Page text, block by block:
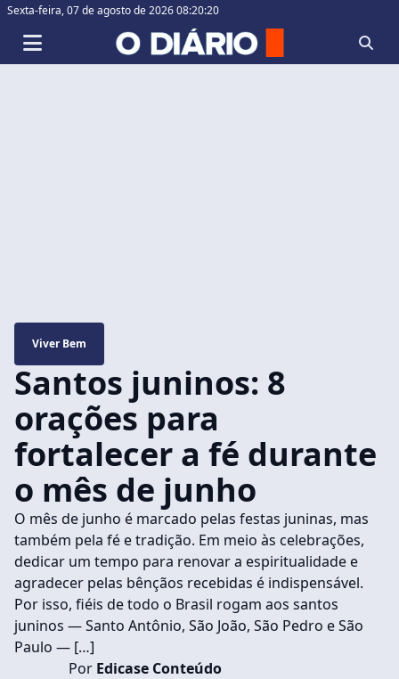
Sexta-feira,07 de agosto de 2026 08:20:21
Viver Bem
Santos juninos: 8
orações para
fortalecer a fé durante
o mês de junho
O mês de junho é marcado pelas festas juninas, mas
também pela fé e tradição. Em meio às celebrações,
dedicar um tempo para renovar a espiritualidade e
agradecer pelas bênçãos recebidas é indispensável.
Por isso, fiéis de todo o Brasil rogam aos santos
juninos — Santo Antônio, São João, São Pedro e São
Paulo — […]
Por Edicase Conteúdo